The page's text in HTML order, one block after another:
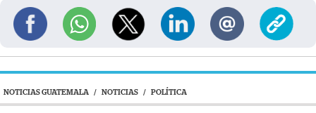
NOTICIAS GUATEMALA / NOTICIAS / POLÍTICA